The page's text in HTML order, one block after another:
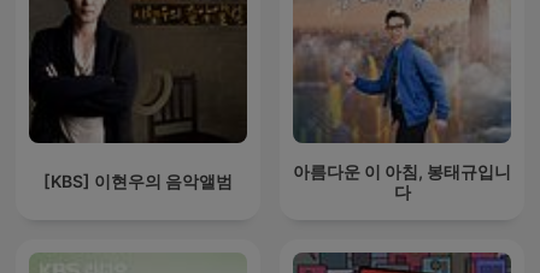
[KBS] 이현우의 음악앨범
아름다운 이 아침, 봉태규입니
다